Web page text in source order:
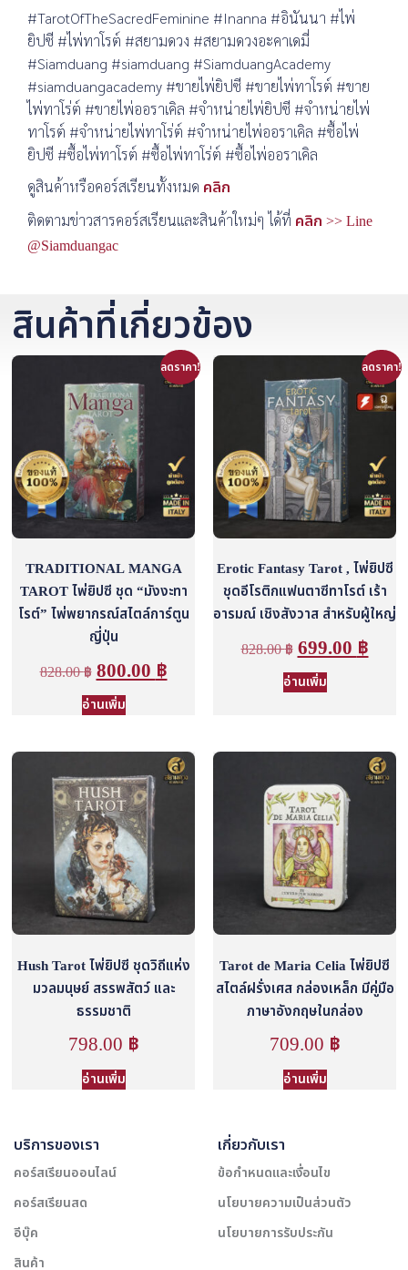
#TarotOfTheSacredFeminine #Inanna #อินันนา #ไพ่
ยิปซี #ไพ่ทาโรต์ #สยามดวง #สยามดวงอะคาเดมี่
#Siamduang #siamduang #SiamduangAcademy
#siamduangacademy #ขายไพ่ยิปซี #ขายไพ่ทาโรต์ #ขาย
ไพ่ทาโร่ต์ #ขายไพ่ออราเคิล #จำหน่ายไพ่ยิปซี #จำหน่ายไพ่
ทาโรต์ #จำหน่ายไพ่ทาโร่ต์ #จำหน่ายไพ่ออราเคิล #ซื้อไพ่
ยิปซี #ซื้อไพ่ทาโรต์ #ซื้อไพ่ทาโร่ต์ #ซื้อไพ่ออราเคิล
ดูสินค้าหรือคอร์สเรียนทั้งหมด คลิก
ติดตามข่าวสารคอร์สเรียนและสินค้าใหม่ๆ ได้ที่ คลิก >> Line
@Siamduangac
สินค้าที่เกี่ยวข้อง
ลดราคา!
TRADITIONAL MANGA
TAROT ไพ่ยิปซี ชุด “มังงะทา
โรต์” ไพ่พยากรณ์สไตล์การ์ตูน
ญี่ปุ่น
828.00฿ 800.00 ฿
อ่านเพิ่ม
ลดราคา!
Erotic Fantasy Tarot , ไพ่ยิปซี
ชุดอีโรติกแฟนตาซีทาโรต์ เร้า
อารมณ์ เชิงสังวาส สำหรับผู้ใหญ่
828.00฿ 699.00 ฿
อ่านเพิ่ม
Hush Tarot ไพ่ยิปซี ชุดวิถีแห่ง
มวลมนุษย์ สรรพสัตว์ และ
ธรรมชาติ
798.00 ฿
อ่านเพิ่ม
Tarot de Maria Celia ไพ่ยิปซี
สไตล์ฝรั่งเศส กล่องเหล็ก มีคู่มือ
ภาษาอังกฤษในกล่อง
709.00 ฿
อ่านเพิ่ม
บริการของเรา
คอร์สเรียนออนไลน์
คอร์สเรียนสด
อีบุ๊ค
สินค้า
เกี่ยวกับเรา
ข้อกำหนดและเงื่อนไข
นโยบายความเป็นส่วนตัว
นโยบายการรับประกัน